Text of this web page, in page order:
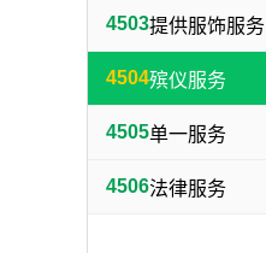
4503提供服饰服务
4504殡仪服务
4505单一服务
4506法律服务